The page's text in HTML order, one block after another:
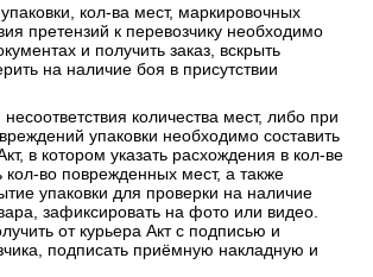
кол-ва мест, маркировочных
претензий к перевозчику необходимо
и получить заказ, вскрыть
на наличие боя в присутствии
количества мест, либо при
упаковки необходимо составить
в котором указать расхождения в кол-ве
кол-во поврежденных мест, а также
упаковки для проверки на наличие
зафиксировать на фото или видео.
от курьера Акт с подписью и
подписать приёмную накладную и